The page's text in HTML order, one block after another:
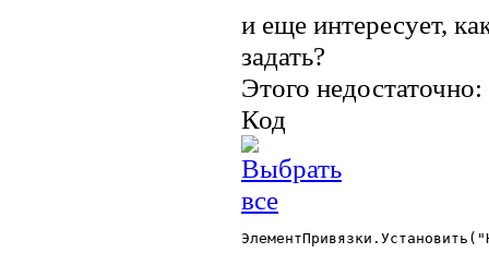
и еще интересует,
задать?
Этого недостаточно:
Код